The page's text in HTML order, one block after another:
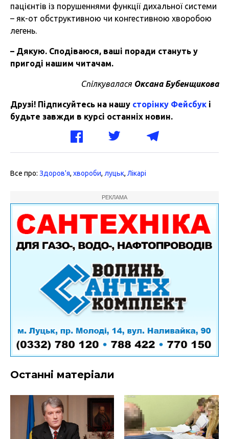
пацієнтів із порушеннями функції дихальної системи
– як-от обструктивною чи конгестивною хворобою
легень.
– Дякую. Сподіваюся, ваші поради стануть у
пригоді нашим читачам.
Спілкувалася Оксана Бубенщикова
Друзі! Підписуйтесь на нашу сторінку Фейсбук і
будьте завжди в курсі останніх новин.
Все про: Здоров'я, хвороби, луцьк, Лікарі
РЕКЛАМА
Останні матеріали